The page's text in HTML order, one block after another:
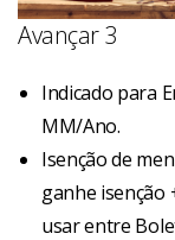
Avançar 3
Indicado para
MM/Ano.
Isenção de
ganhe isenção
usar entre